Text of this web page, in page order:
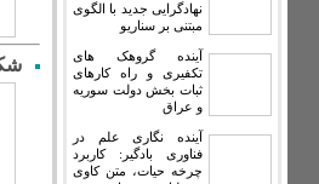
نهادگرایی جدید با الگوی
مبتنی بر سناریو
آینده گروهک های
تکفیری و راه کارهای
ثبات بخش دولت سوریه
و عراق
آینده نگاری علم در
فناوری بادگیر: کاربرد
چرخه حیات، متن کاوی